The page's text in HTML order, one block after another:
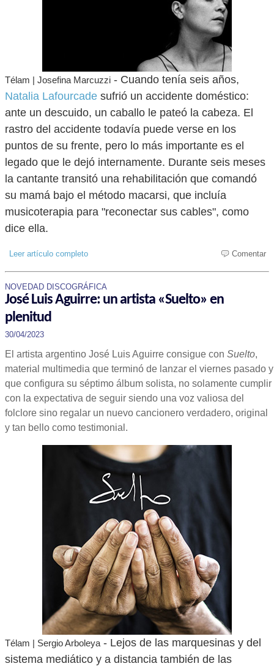
Télam | Josefina Marcuzzi - Cuando tenía seis años,
Natalia Lafourcade sufrió un accidente doméstico:
ante un descuido, un caballo le pateó la cabeza. El
rastro del accidente todavía puede verse en los
puntos de su frente, pero lo más importante es el
legado que le dejó internamente. Durante seis meses
la cantante transitó una rehabilitación que comandó
su mamá bajo el método macarsi, que incluía
musicoterapia para "reconectar sus cables", como
dice ella.
Leer artículo completo Comentar
NOVEDAD DISCOGRÁFICA
José Luis Aguirre: un artista «Suelto» en
plenitud
30/04/2023
El artista argentino José Luis Aguirre consigue con Suelto,
material multimedia que terminó de lanzar el viernes pasado y
que configura su séptimo álbum solista, no solamente cumplir
con la expectativa de seguir siendo una voz valiosa del
folclore sino regalar un nuevo cancionero verdadero, original
y tan bello como testimonial.
Télam | Sergio Arboleya- Lejos de las marquesinas y del
sistema mediático y a distancia también de las